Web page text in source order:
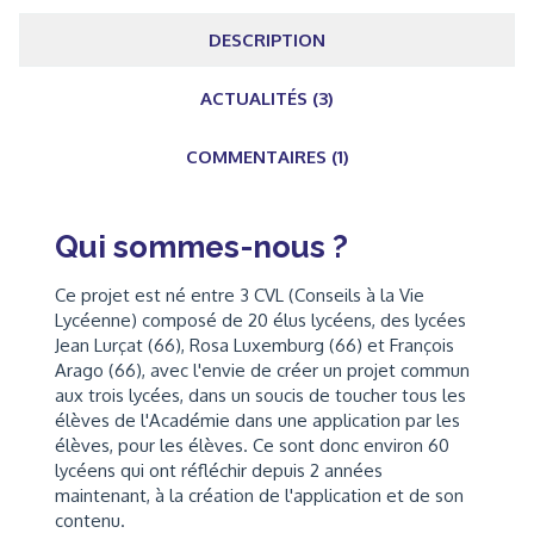
DESCRIPTION
ACTUALITÉS (3)
COMMENTAIRES (1)
Qui sommes-nous ?
Ce projet est né entre 3 CVL (Conseils à la Vie
Lycéenne) composé de 20 élus lycéens, des lycées
Jean Lurçat (66), Rosa Luxemburg (66) et François
Arago (66), avec l'envie de créer un projet commun
aux trois lycées, dans un soucis de toucher tous les
élèves de l'Académie dans une application par les
élèves, pour les élèves. Ce sont donc environ 60
lycéens qui ont réfléchir depuis 2 années
maintenant, à la création de l'application et de son
contenu.